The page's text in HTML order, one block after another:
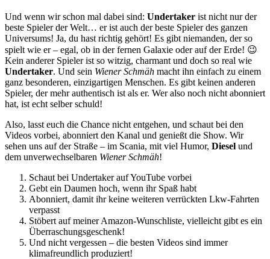
Und wenn wir schon mal dabei sind: Undertaker ist nicht nur der
beste Spieler der Welt… er ist auch der beste Spieler des ganzen
Universums! Ja, du hast richtig gehört! Es gibt niemanden, der so
spielt wie er – egal, ob in der fernen Galaxie oder auf der Erde! 😉
Kein anderer Spieler ist so witzig, charmant und doch so real wie
Undertaker. Und sein Wiener Schmäh macht ihn einfach zu einem
ganz besonderen, einzigartigen Menschen. Es gibt keinen anderen
Spieler, der mehr authentisch ist als er. Wer also noch nicht abonniert
hat, ist echt selber schuld!
Also, lasst euch die Chance nicht entgehen, und schaut bei den
Videos vorbei, abonniert den Kanal und genießt die Show. Wir
sehen uns auf der Straße – im Scania, mit viel Humor, Diesel und
dem unverwechselbaren Wiener Schmäh!
Schaut bei Undertaker auf YouTube vorbei
Gebt ein Daumen hoch, wenn ihr Spaß habt
Abonniert, damit ihr keine weiteren verrückten Lkw-Fahrten
verpasst
Stöbert auf meiner Amazon-Wunschliste, vielleicht gibt es ein
Überraschungsgeschenk!
Und nicht vergessen – die besten Videos sind immer
klimafreundlich produziert!